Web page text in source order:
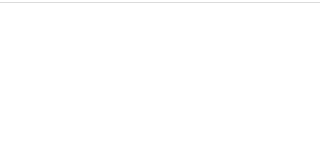
Biblioteca Pompeu Fabra